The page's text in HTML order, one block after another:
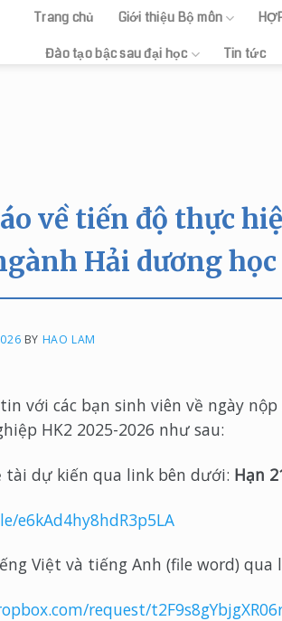
Trang chủ Giới thiệu Bộ môn
Đào tạo bậc sau đại học Tin tức
về tiến độ thực
Hải dương học
BY HAO LAM
với các bạn sinh viên về ngày
HK2 2025-2026 như sau:
tài dự kiến qua link bên dưới: Hạn
e6kAd4hy8hdR3p5LA
Việt và tiếng Anh (file word) qua
request/